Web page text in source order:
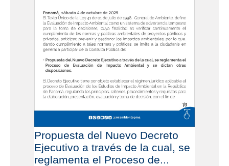
Propuesta del Nuevo Decreto
Ejecutivo a través de la cual, se
reglamenta el Proceso de...